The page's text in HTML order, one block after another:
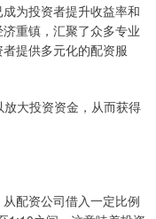
为投资者提升收益率和
重镇，汇聚了众多专业
提供多元化的配资服
大投资资金，从而获得
配资公司借入一定比例